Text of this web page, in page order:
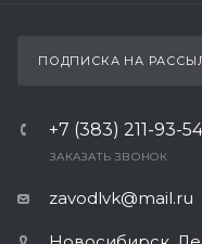
ПОДПИСКА НА
+7 (383) 211-93-54
ЗАКАЗАТЬ ЗВОНОК
zavodlvk@mail.ru